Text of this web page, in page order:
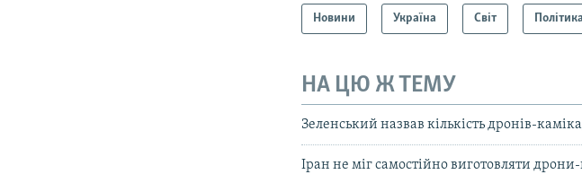
Новини Україна Світ Політика
НА ЦЮ Ж ТЕМУ
Зеленський назвав кількість дронів-
Іран не міг самостійно виготовляти